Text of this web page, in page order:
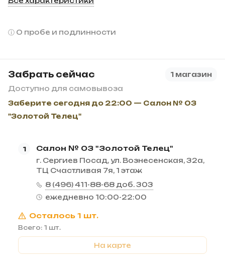
О пробе и подлинности
Забрать сейчас
1 магазин
Доступно для самовывоза
Заберите сегодня до 22:00 — Салон № 03
"Золотой Телец"
1 Салон № 03 "Золотой Телец"
г. Сергиев Посад, ул. Вознесенская, 32а,
ТЦ Счастливая 7я, 1 этаж
8 (496) 411-88-68 доб. 303
ежедневно 10:00-22:00
Осталось 1 шт.
Всего: 1 шт.
На карте